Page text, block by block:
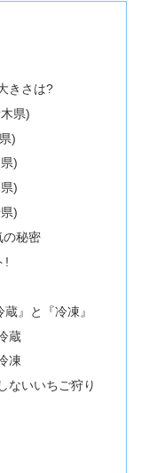
きさは?
県)
)
)
)
)
の秘密
!
』と『冷凍』
蔵
凍
ないいちご狩り